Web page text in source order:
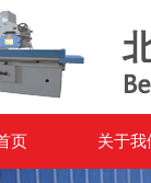
页 关于我